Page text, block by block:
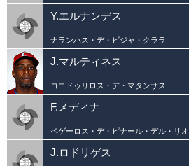
Y.エルナンデス
ナランハス・デ・ビジャ・クララ
J.マルティネス
ココドゥリロス・デ・マタンサス
F.メディナ
ベゲーロス・デ・ピナール・デル・リオ
J.ロドリゲス